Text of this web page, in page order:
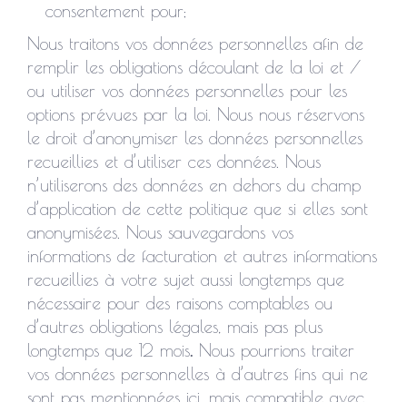
consentement pour;
Nous traitons vos données personnelles afin de
remplir les obligations découlant de la loi et /
ou utiliser vos données personnelles pour les
options prévues par la loi. Nous nous réservons
le droit d’anonymiser les données personnelles
recueillies et d’utiliser ces données. Nous
n’utiliserons des données en dehors du champ
d’application de cette politique que si elles sont
anonymisées. Nous sauvegardons vos
informations de facturation et autres informations
recueillies à votre sujet aussi longtemps que
nécessaire pour des raisons comptables ou
d’autres obligations légales, mais pas plus
longtemps que 12 mois. Nous pourrions traiter
vos données personnelles à d’autres fins qui ne
sont pas mentionnées ici, mais compatible avec